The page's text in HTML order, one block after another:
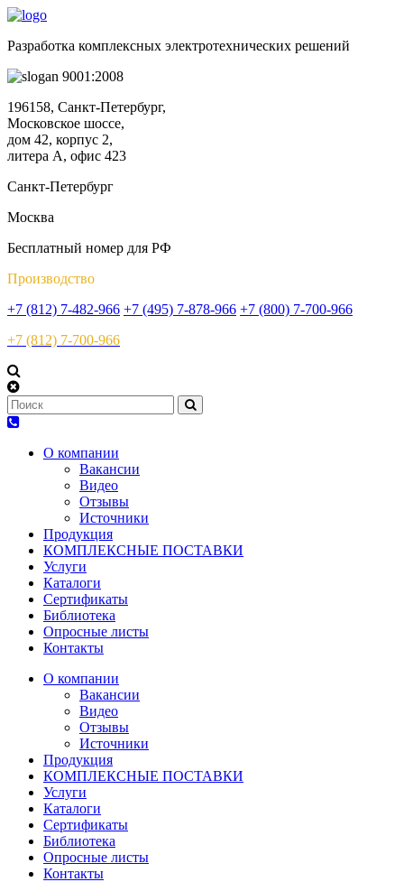
Разработка комплексных электротехнических решений
9001:2008
196158, Санкт-Петербург,
Московское шоссе,
дом 42, корпус 2,
литера А, офис 423
Санкт-Петербург
Москва
Бесплатный номер для РФ
Производство
+7 (812) 7-482-966 +7 (495) 7-878-966 +7 (800) 7-700-966
+7 (812) 7-700-966
О компании
Вакансии
Видео
Отзывы
Источники
Продукция
КОМПЛЕКСНЫЕ ПОСТАВКИ
Услуги
Каталоги
Сертификаты
Библиотека
Опросные листы
Контакты
О компании
Вакансии
Видео
Отзывы
Источники
Продукция
КОМПЛЕКСНЫЕ ПОСТАВКИ
Услуги
Каталоги
Сертификаты
Библиотека
Опросные листы
Контакты